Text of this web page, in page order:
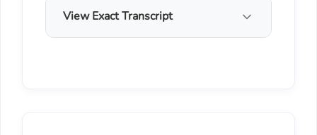
View Exact Transcript